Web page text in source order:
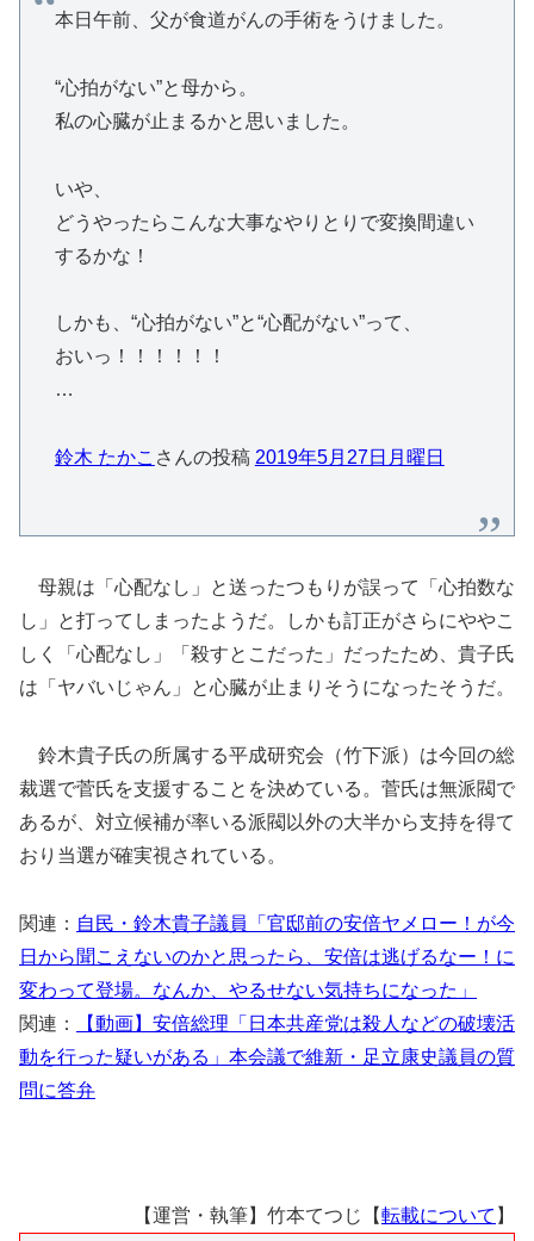
本日午前、父が食道がんの手術をうけました。
“心拍がない”と母から。
私の心臓が止まるかと思いました。
いや、
どうやったらこんな大事なやりとりで変換間違い
するかな！
しかも、“心拍がない”と“心配がない”って、
おいっ！！！！！！
…
鈴木 たかこ さんの投稿 2019年5月27日月曜日
母親は「心配なし」と送ったつもりが誤って「心拍数な
し」と打ってしまったようだ。しかも訂正がさらにややこ
しく「心配なし」「殺すとこだった」だったため、貴子氏
は「ヤバいじゃん」と心臓が止まりそうになったそうだ。
鈴木貴子氏の所属する平成研究会（竹下派）は今回の総
裁選で菅氏を支援することを決めている。菅氏は無派閥で
あるが、対立候補が率いる派閥以外の大半から支持を得て
おり当選が確実視されている。
関連： 自民・鈴木貴子議員「官邸前の安倍ヤメロー！が今
日から聞こえないのかと思ったら、安倍は逃げるなー！に
変わって登場。なんか、やるせない気持ちになった」
関連：
【動画】安倍総理「日本共産党は殺人などの破壊活
動を行った疑いがある」本会議で維新・足立康史議員の質
問に答弁
【運営・執筆】竹本てつじ【転載について 】